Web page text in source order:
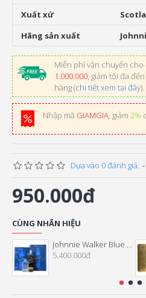
Xuất xứ
Hãng sản xuất
Miễn phí vận chuyển
1.000.000, giảm tối đa đến
hàng (chi tiết xem tại đây).
Nhập mã GIAMGIA, giảm 2%
Dựa vào 0 đánh giá. -
950.000đ
CÙNG NHÃN HIỆU
Johnnie Walker Blue Label Hộp Quà Tết 2026
5.400.000đ